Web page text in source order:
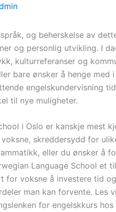
og beherskelse av
og personlig utvikling. I
kulturreferanser og
bare ønsker å henge
engelskundervisning
til nye muligheter.
i Oslo er kanskje mest
skreddersydd for
eller du ønsker å
Language School et
voksne å investere tid
man kan forvente. Les
for engelskkurs